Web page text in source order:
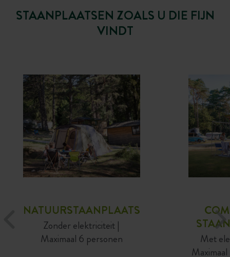
STAANPLAATSEN ZOALS U DIE FIJN
VINDT
NATUURSTAANPLAATS
Zonder elektriciteit |
Maximaal 6 personen
Met